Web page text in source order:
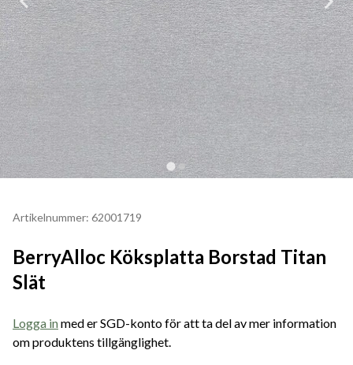
Artikelnummer: 62001719
BerryAlloc Köksplatta Borstad Titan
Slät
Logga inmed er SGD-konto för att ta del av mer information
om produktens tillgänglighet.